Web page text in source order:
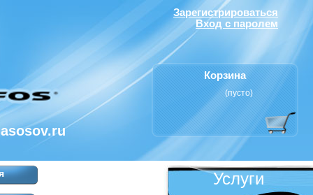
Зарегистрироваться
Вход с паролем
Корзина
(пусто)
Услуги